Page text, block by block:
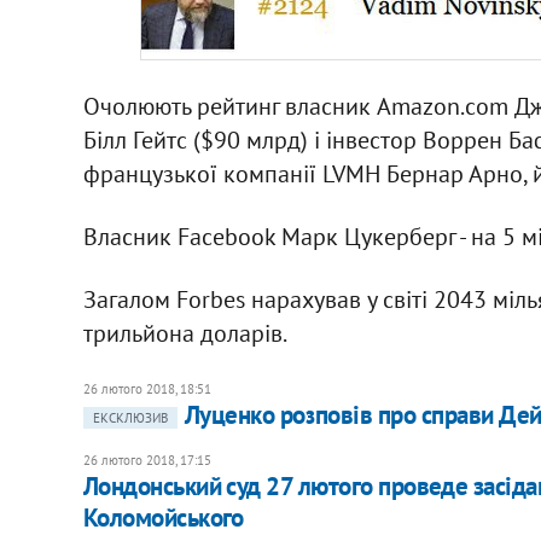
Очолюють рейтинг власник Amazon.com
Білл Гейтс ($90 млрд) і інвестор Воррен
французької компанії LVMH Бернар Арно,
Власник Facebook Марк Цукерберг - на 5
Загалом Forbes нарахував у світі 2043
трильйона доларів.
26 лютого 2018, 18:51
ЕКСКЛЮЗИВ
Луценко розповів про справи
26 лютого 2018, 17:15
Лондонський суд 27 лютого проведе
Коломойського